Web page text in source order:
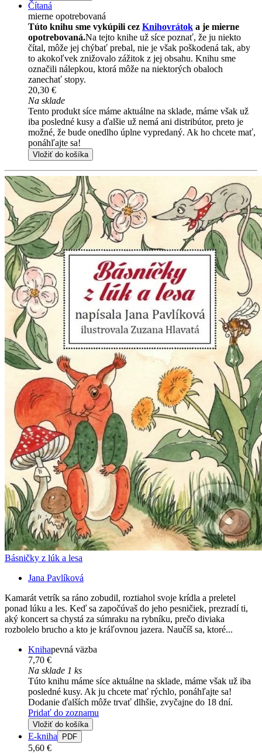
Čítaná
mierne opotrebovaná
Túto knihu sme vykúpili cez Knihovrátok a je mierne
opotrebovaná.Na tejto knihe už síce poznať, že ju niekto
čítal, môže jej chýbať prebal, nie je však poškodená tak, aby
to akokoľvek znižovalo zážitok z jej obsahu. Knihu sme
označili nálepkou, ktorá môže na niektorých obaloch
zanechať stopy.
20,30 €
Na sklade
Tento produkt síce máme aktuálne na sklade, máme však už
iba posledné kusy a ďalšie už nemá ani distribútor, preto je
možné, že bude onedlho úplne vypredaný. Ak ho chcete mať,
ponáhľajte sa!
Vložiť do košíka
Básničky z lúk a lesa
Jana Pavlíková
Kamarát vetrík sa ráno zobudil, roztiahol svoje krídla a preletel
ponad lúku a les. Keď sa započúvaš do jeho pesničiek, prezradí ti,
aký koncert sa chystá za súmraku na rybníku, prečo diviaka
rozbolelo brucho a kto je kráľovnou jazera. Naučíš sa, ktoré...
Knihapevná väzba
7,70 €
Na sklade 1 ks
Túto knihu máme síce aktuálne na sklade, máme však už iba
posledné kusy. Ak ju chcete mať rýchlo, ponáhľajte sa!
Dodanie ďalších môže trvať dlhšie, zvyčajne do 18 dní.
Pridať do zoznamu
Vložiť do košíka
E-kniha PDF
5,60 €